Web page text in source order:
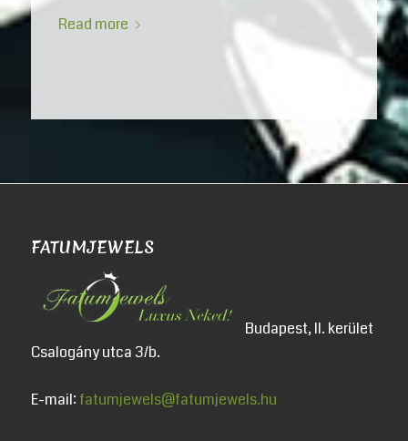
Read more
FATUMJEWELS
Budapest, II. kerület
Csalogány utca 3/b.
E-mail: fatumjewels@fatumjewels.hu